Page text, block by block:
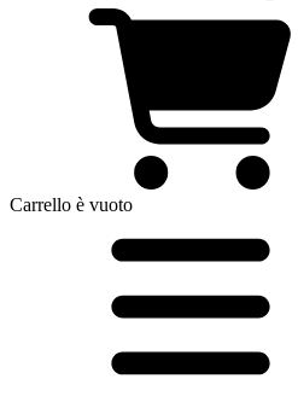
Carrello è vuoto